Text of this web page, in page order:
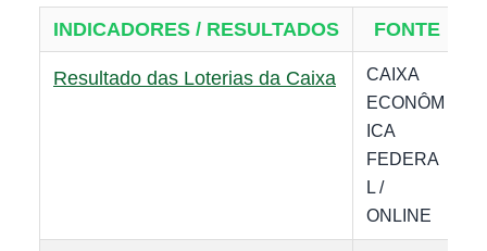
INDICADORES / RESULTADOS FONTE
Resultado das Loterias da Caixa
CAIXA
ECONÔM
ICA
FEDERA
L /
ONLINE